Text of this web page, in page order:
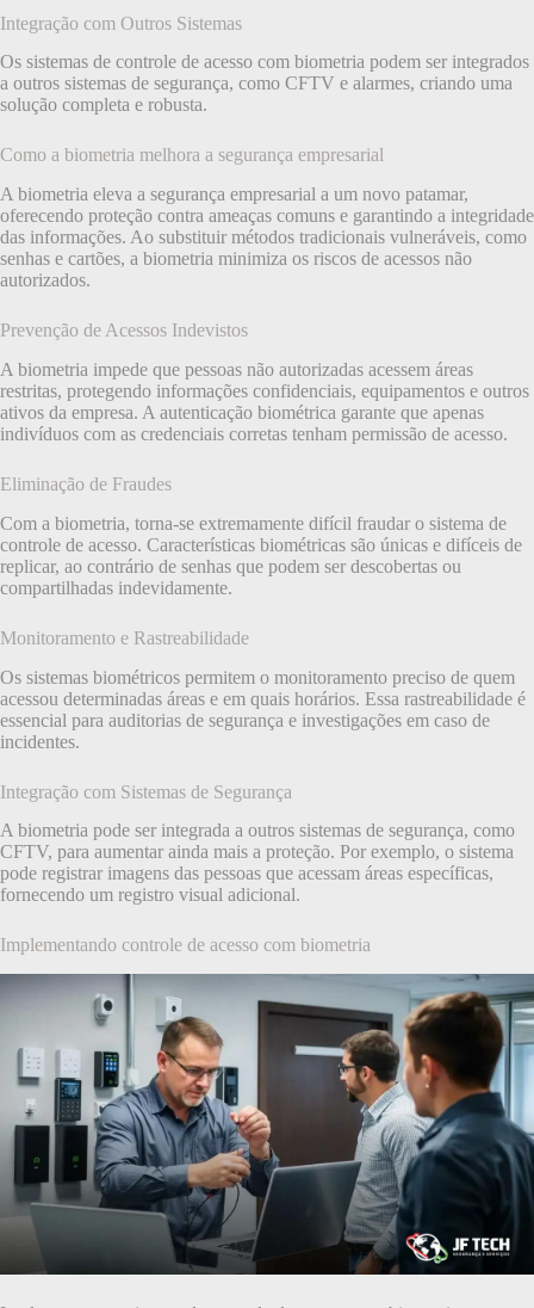
Integração com Outros Sistemas
Os sistemas de controle de acesso com biometria podem ser integrados
a outros sistemas de segurança, como CFTV e alarmes, criando uma
solução completa e robusta.
Como a biometria melhora a segurança empresarial
A biometria eleva a segurança empresarial a um novo patamar,
oferecendo proteção contra ameaças comuns e garantindo a integridade
das informações. Ao substituir métodos tradicionais vulneráveis, como
senhas e cartões, a biometria minimiza os riscos de acessos não
autorizados.
Prevenção de Acessos Indevistos
A biometria impede que pessoas não autorizadas acessem áreas
restritas, protegendo informações confidenciais, equipamentos e outros
ativos da empresa. A autenticação biométrica garante que apenas
indivíduos com as credenciais corretas tenham permissão de acesso.
Eliminação de Fraudes
Com a biometria, torna-se extremamente difícil fraudar o sistema de
controle de acesso. Características biométricas são únicas e difíceis de
replicar, ao contrário de senhas que podem ser descobertas ou
compartilhadas indevidamente.
Monitoramento e Rastreabilidade
Os sistemas biométricos permitem o monitoramento preciso de quem
acessou determinadas áreas e em quais horários. Essa rastreabilidade é
essencial para auditorias de segurança e investigações em caso de
incidentes.
Integração com Sistemas de Segurança
A biometria pode ser integrada a outros sistemas de segurança, como
CFTV, para aumentar ainda mais a proteção. Por exemplo, o sistema
pode registrar imagens das pessoas que acessam áreas específicas,
fornecendo um registro visual adicional.
Implementando controle de acesso com biometria